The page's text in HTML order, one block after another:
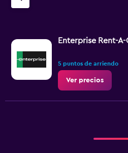
Enterprise Rent-A-
5 puntos de arriendo
Ver precios